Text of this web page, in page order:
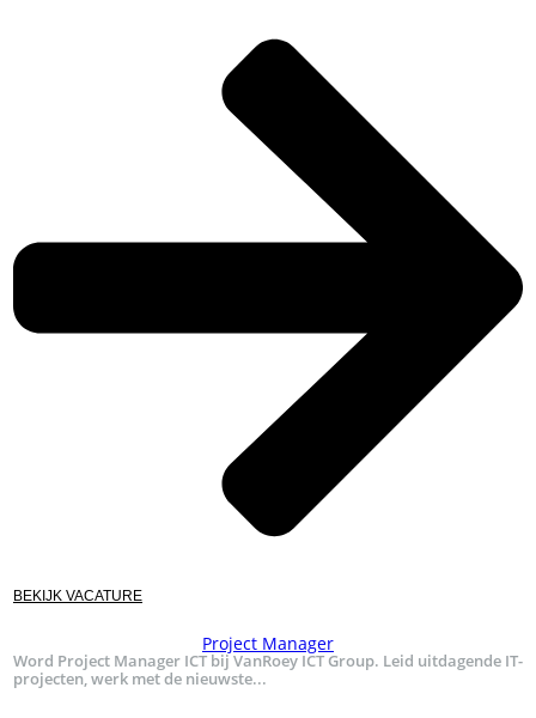
BEKIJK VACATURE
Project Manager
Word Project Manager ICT bij VanRoey ICT Group. Leid uitdagende IT-
projecten, werk met de nieuwste...